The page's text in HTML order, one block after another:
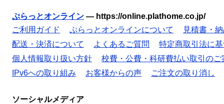
ぷらっとオンライン — https://online.plathome.co.jp/
ご利用ガイド
ぷらっとオンラインについて
見積書・
配送・決済について
よくあるご質問
特定商取引法に
個人情報取り扱い方針
校費・公費・科研費払い取引のご
IPv6への取り組み
お客様からの声 ご注文の取り消し
ソーシャルメディア